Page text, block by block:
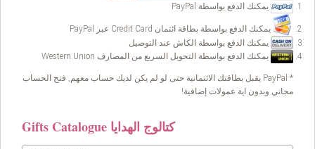
يمكنك الدفع بواسطة PayPal
يمكنك الدفع بواسطة بطاقة ائتمان Credit Card عبر PayPal
يمكنك الدفع بواسطة الكاش عند التوصيل
يمكنك الدفع بواسطة التحويل السريع من المصارف Western Union
* PayPal يقبل بطاقتك الائتمانية حتى لو لم يكن لديك حساب معهم, فتح الحساب
مجاني وبدون اية عمولات إضافية!
Gifts Catalogue كتالوج الهدايا